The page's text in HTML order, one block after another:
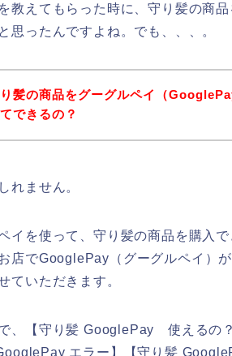
教えてもらった時に、守り髪の商
思ったんですよね。でも、、、。
髪の商品をグーグルペイ（
できるの？
れません。
イを使って、守り髪の商品を購入
店でGooglePay（グーグルペイ）
ていただきます。
、【守り髪 GooglePay 使えるの
エラー】【守り髪